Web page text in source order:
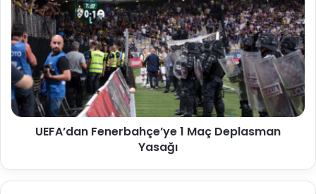
UEFA’dan Fenerbahçe’ye 1 Maç Deplasman
Yasağı